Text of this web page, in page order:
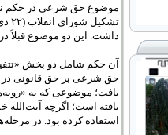
داشت. این دو موضوع قبلاً
آن حکم شامل دو بخش
یافت؛ موضوعی که به
یافته است؛ اگرچه آیت‌الله
استفاده کرده بود. در